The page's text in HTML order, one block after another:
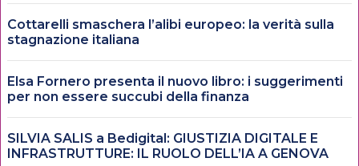
Cottarelli smaschera l’alibi europeo: la verità sulla
stagnazione italiana
Elsa Fornero presenta il nuovo libro: i suggerimenti
per non essere succubi della finanza
SILVIA SALIS a Bedigital: GIUSTIZIA DIGITALE E
INFRASTRUTTURE: IL RUOLO DELL’IA A GENOVA